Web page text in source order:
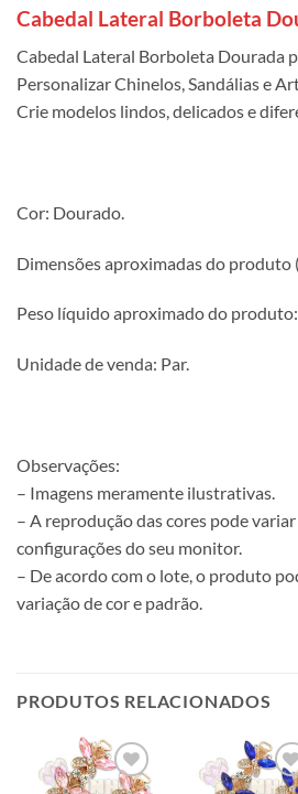
Cabedal Lateral Borboleta
Cabedal Lateral Borboleta Dourada
Personalizar Chinelos, Sandálias e
Crie modelos lindos, delicados e
Cor: Dourado.
Dimensões aproximadas do produto
Peso líquido aproximado do produto:
Unidade de venda: Par.
Observações:
– Imagens meramente ilustrativas.
– A reprodução das cores pode
configurações do seu monitor.
– De acordo com o lote, o produto
variação de cor e padrão.
PRODUTOS RELACIONADOS